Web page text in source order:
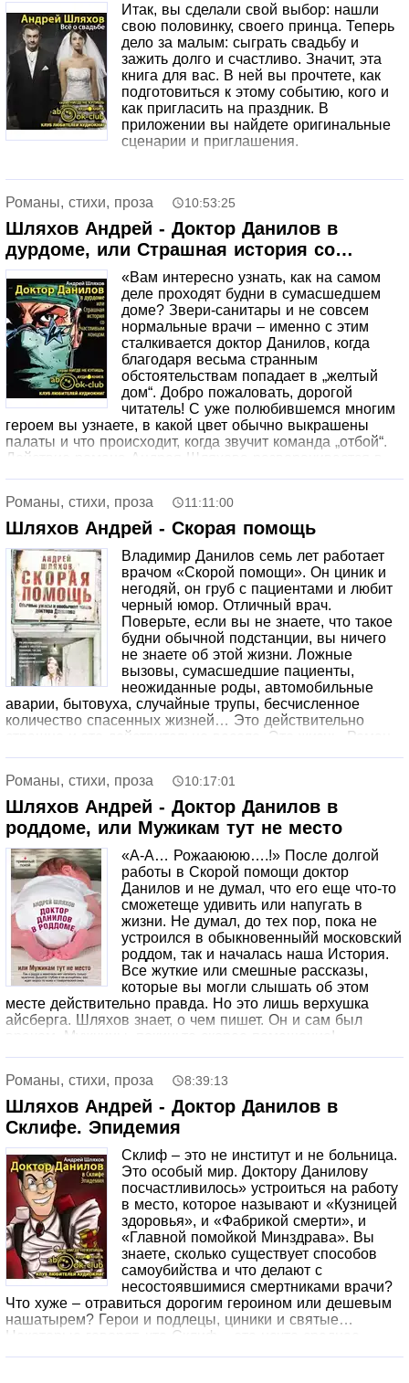
Итак, вы сделали свой выбор: нашли
свою половинку, своего принца. Теперь
дело за малым: сыграть свадьбу и
зажить долго и счастливо. Значит, эта
книга для вас. В ней вы прочтете, как
подготовиться к этому событию, кого и
как пригласить на праздник. В
приложении вы найдете оригинальные
сценарии и приглашения.
Романы, стихи, проза 10:53:25
Шляхов Андрей - Доктор Данилов в
дурдоме, или Страшная история со
счастливым концом«Вам интересно узнать, как на самом
деле проходят будни в сумасшедшем
доме? Звери-санитары и не совсем
нормальные врачи – именно с этим
сталкивается доктор Данилов, когда
благодаря весьма странным
обстоятельствам попадает в „желтый
дом“. Добро пожаловать, дорогой
читатель! С уже полюбившемся многим
героем вы узнаете, в какой цвет обычно выкрашены
палаты и что происходит, когда звучит команда „отбой“.
Действие романа Андрея Шляхова разворачивается в
несчастью для нас, мы боимся сойти с ума. Но к
несчастью для нас, мы уже все и так сумасшедшие.
Романы, стихи, проза 11:11:00
Шляхов Андрей - Скорая помощь
Владимир Данилов семь лет работает
врачом «Скорой помощи». Он циник и
негодяй, он груб с пациентами и любит
черный юмор. Отличный врач.
Поверьте, если вы не знаете, что такое
будни обычной подстанции, вы ничего
не знаете об этой жизни. Ложные
вызовы, сумасшедшие пациенты,
неожиданные роды, автомобильные
аварии, бытовуха, случайные трупы, бесчисленное
количество спасенных жизней… Это действительно
страшно и это действительно весело. Это жизнь. Роман
безумно интересно, если только книга не о тебе…
Хотите содрогаться от ужаса, брезгливо морщиться,
сдерживать слезы, негодовать и безудержно хохотать?
Тогда Вам на «Скорую помощь»!
Романы, стихи, проза 10:17:01
Шляхов Андрей - Доктор Данилов в
роддоме, или Мужикам тут не место
«А-А… Рожааююю….!» После долгой
работы в Скорой помощи доктор
Данилов и не думал, что его еще что-то
сможетеще удивить или напугать в
жизни. Не думал, до тех пор, пока не
устроился в обыкновенныйй московский
роддом, так и началась наша История.
Все жуткие или смешные рассказы,
которые вы могли слышать об этом
месте действительно правда. Но это лишь верхушка
айсберга. Шляхов знает, о чем пишет. Он и сам был
врачом. Мужчины, покиньте скорее помещение!
Романы, стихи, проза
8:39:13
Шляхов Андрей - Доктор Данилов в
Склифе. Эпидемия
Склиф – это не институт и не больница.
Это особый мир. Доктору Данилову
посчастливилось» устроиться на работу
в место, которое называют и «Кузницей
здоровья», и «Фабрикой смерти», и
«Главной помойкой Минздрава». Вы
знаете, сколько существует способов
самоубийства и что делают с
несостоявшимися смертниками врачи?
Что хуже – отравиться дорогим героином или дешевым
нашатырем? Герои и подлецы, циники и святые…
Некоторые говорят, что Склиф – это нечто среднее